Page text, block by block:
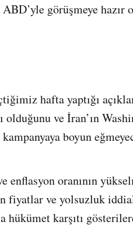
görüşmeye hazır
hafta yaptığı
ve İran’ın
boyun
enflasyon oranının
fiyatlar ve yolsuzluk
karşıtı